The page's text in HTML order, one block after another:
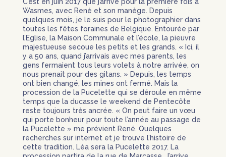
Wasmes, avec René et son manège. Depuis
quelques mois, je le suis pour le photographier dans
toutes les fêtes foraines de Belgique. Entourée par
l’Eglise, la Maison Communale et l’école, la pieuvre
majestueuse secoue les petits et les grands. « Ici, il
y a 50 ans, quand j’arrivais avec mes parents, les
gens fermaient tous leurs volets à notre arrivée, on
nous prenait pour des gitans. » Depuis, les temps
ont bien changé, les mines ont fermé. Mais la
procession de la Pucelette qui se déroule en même
temps que la ducasse le weekend de Pentecôte
reste toujours très ancrée. « On peut faire un vœu
qui porte bonheur pour toute l’année au passage de
la Pucelette » me prévient René. Quelques
recherches sur internet et je trouve l’histoire de
cette tradition. Léa sera la Pucelette 2017. La